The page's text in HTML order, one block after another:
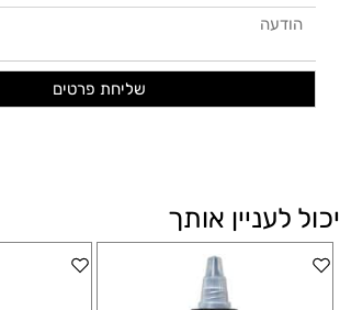
יכול לעניין אותך